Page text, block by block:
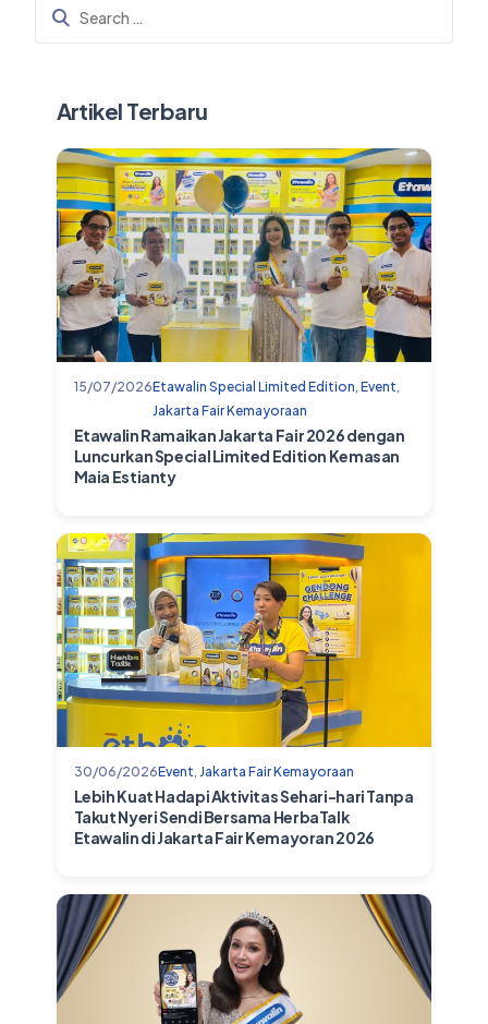
Artikel Terbaru
15/07/2026Etawalin Special Limited Edition Event
Jakarta Fair Kemayoraan
Etawalin Ramaikan Jakarta Fair 2026 dengan
Luncurkan Special Limited Edition Kemasan
Maia Estianty
30/06/2026Event Jakarta Fair Kemayoraan
Lebih Kuat Hadapi Aktivitas Sehari-hari Tanpa
Takut Nyeri Sendi Bersama HerbaTalk
Etawalin di Jakarta Fair Kemayoran 2026